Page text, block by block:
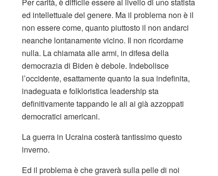
ed intellettuale del genere. Ma il problema non è il
non essere come, quanto piuttosto il non andarci
neanche lontanamente vicino. Il non ricordarne
nulla. La chiamata alle armi, in difesa della
democrazia di Biden è debole. Indebolisce
l’occidente, esattamente quanto la sua indefinita,
inadeguata e folkloristica leadership sta
definitivamente tappando le ali ai già azzoppati
democratici americani.
La guerra in Ucraina costerà tantissimo questo
inverno.
Ed il problema è che graverà sulla pelle di noi